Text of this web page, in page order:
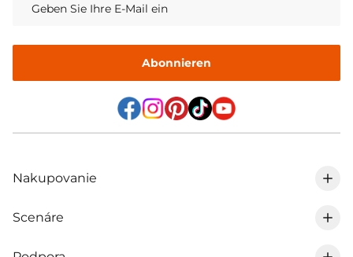
Abonnieren
Nakupovanie
0% DPH v DE
Scenáre